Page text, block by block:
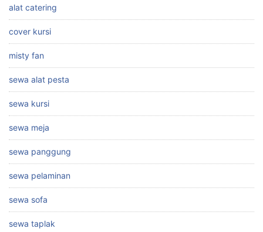
alat catering
cover kursi
misty fan
sewa alat pesta
sewa kursi
sewa meja
sewa panggung
sewa pelaminan
sewa sofa
sewa taplak